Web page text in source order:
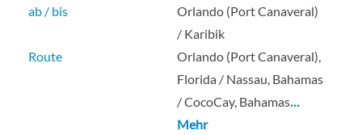
ab / bis
Orlando (Port Canaveral)
/ Karibik
Route
Orlando (Port Canaveral),
Florida / Nassau, Bahamas
/ CocoCay, Bahamas…
Mehr